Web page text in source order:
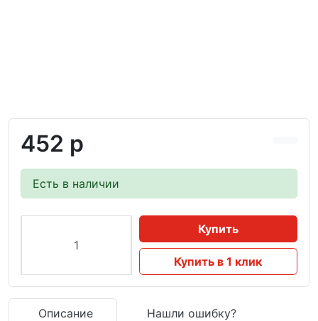
452 р
Есть в наличии
Купить
Купить в 1 клик
Описание Нашли ошибку?